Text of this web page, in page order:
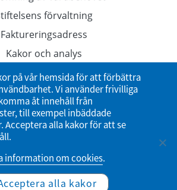
förvaltning
Faktureringsadress
Kakor och analys
på vår hemsida för att förbättra
Vi använder frivilliga
åt innehåll från
till exempel inbäddade
Acceptera alla kakor för att se
information om cookies.
alla kakor